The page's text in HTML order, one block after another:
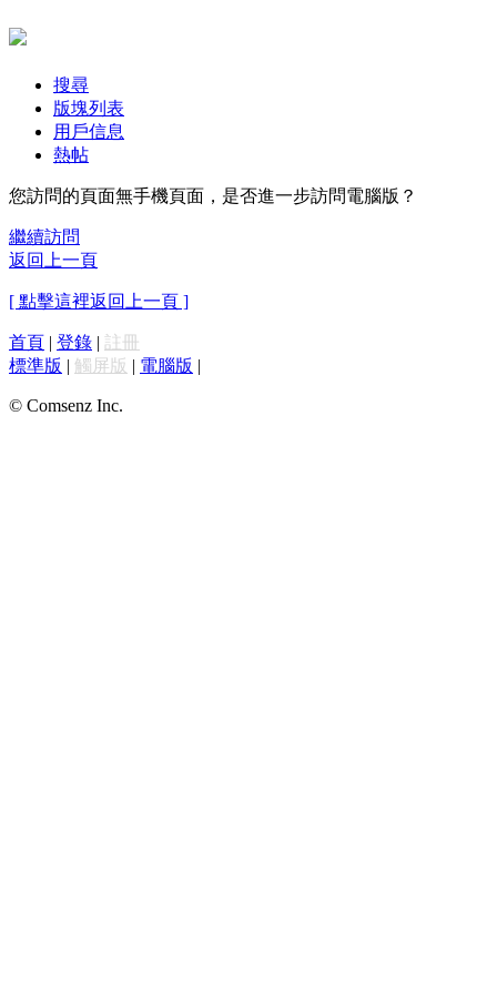
搜尋
版塊列表
用戶信息
熱帖
您訪問的頁面無手機頁面，是否進一步訪問電腦版？
繼續訪問
返回上一頁
[ 點擊這裡返回上一頁 ]
首頁 | 登錄 | 註冊
標準版 | 觸屏版 | 電腦版 |
© Comsenz Inc.